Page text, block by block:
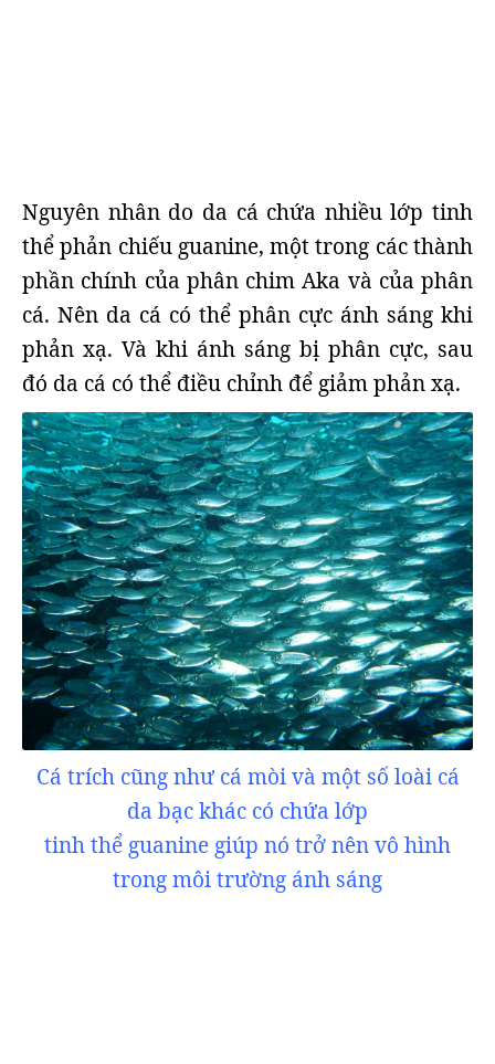
Nguyên nhân do da cá chứa nhiều lớp tinh
thể phản chiếu guanine, một trong các thành
phần chính của phân chim Aka và của phân
cá. Nên da cá có thể phân cực ánh sáng khi
phản xạ. Và khi ánh sáng bị phân cực, sau
đó da cá có thể điều chỉnh để giảm phản xạ.
Cá trích cũng như cá mòi và một số loài cá
da bạc khác có chứa lớp
tinh thể guanine giúp nó trở nên vô hình
trong môi trường ánh sáng